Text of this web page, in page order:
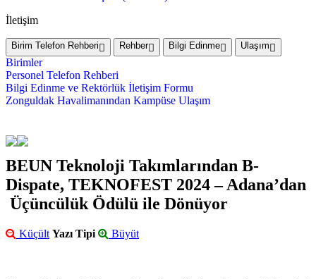
İletişim
Birim Telefon Rehberi Rehber Bilgi Edinme Ulaşım
Birimler
Personel Telefon Rehberi
Bilgi Edinme ve Rektörlük İletişim Formu
Zonguldak Havalimanından Kampüse Ulaşım
BEUN Teknoloji Takımlarından B-
Dispate, TEKNOFEST 2024 – Adana’dan
Üçüncülük Ödülü ile Dönüyor
Küçült Yazı Tipi Büyüt